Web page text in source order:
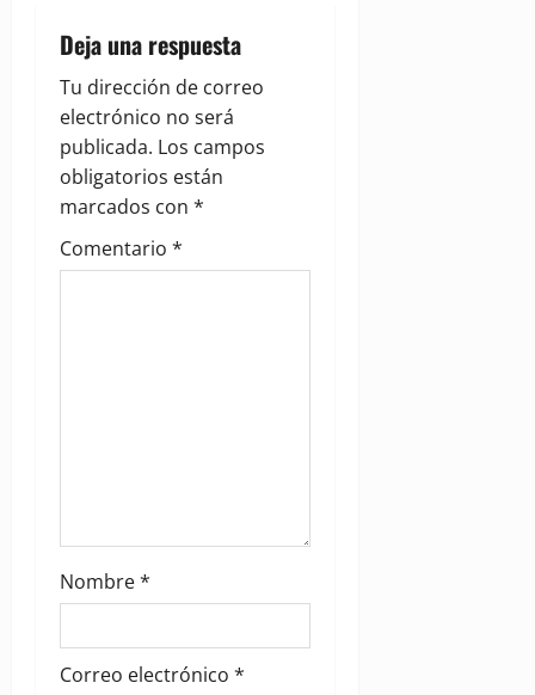
v
i
g
a
t
i
Deja una respuesta
Tu dirección de correo
electrónico no será
publicada. Los campos
obligatorios están
marcados con *
Comentario *
Nombre*
Correo electrónico *